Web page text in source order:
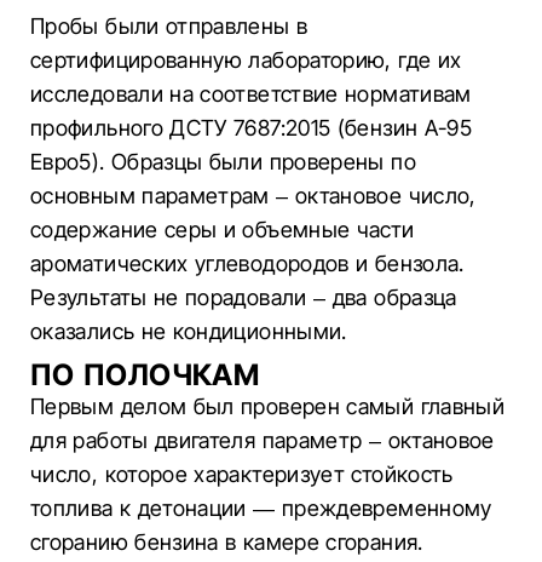
Пробы были отправлены в
сертифицированную лабораторию, где их
исследовали на соответствие нормативам
профильного ДСТУ 7687:2015 (бензин А-95
Евро5). Образцы были проверены по
основным параметрам – октановое число,
содержание серы и объемные части
ароматических углеводородов и бензола.
Результаты не порадовали – два образца
оказались не кондиционными.
ПО ПОЛОЧКАМ
Первым делом был проверен самый главный
для работы двигателя параметр – октановое
число, которое характеризует стойкость
топлива к детонации — преждевременному
сгоранию бензина в камере сгорания.